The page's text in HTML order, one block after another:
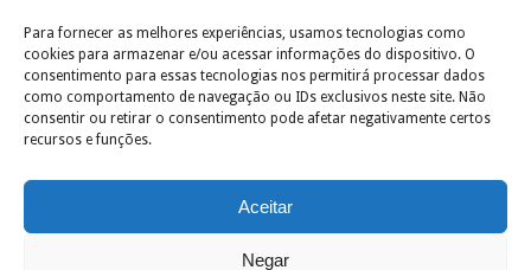
Para fornecer as melhores experiências, usamos tecnologias como
cookies para armazenar e/ou acessar informações do dispositivo. O
consentimento para essas tecnologias nos permitirá processar dados
como comportamento de navegação ou IDs exclusivos neste site. Não
consentir ou retirar o consentimento pode afetar negativamente certos
recursos e funções.
Aceitar
Negar
Clique para aceitar os cookies marketing e
ativar este conteúdo